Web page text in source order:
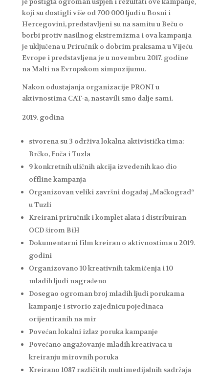
koji su dostigli više od 700 000 ljudi u Bosni i
Hercegovini, predstavljeni su na samitu u Beču o
borbi protiv nasilnog ekstremizma i ova kampanja
je uključena u Priručnik o dobrim praksama u Vijeću
Evrope i predstavljena je u novembru 2017. godine
na Malti na Evropskom simpozijumu.
Nakon odustajanja organizacije PRONI u
aktivnostima CAT-a, nastavili smo dalje sami.
godina
stvorena su 3 održiva lokalna aktivistička tima:
Brčko, Foča i Tuzla
9 konkretnih uličnih akcija izvedenih kao dio
offline kampanja
Organizovan veliki završni događaj „Mačkograd“
u Tuzli
Kreirani priručnik i komplet alata i distribuiran
OCD širom BiH
Dokumentarni film kreiran o aktivnostima u 2019.
godini
Organizovano 10 kreativnih takmičenja i 10
mladih ljudi nagrađeno
Dosegao ogroman broj mladih ljudi porukama
kampanje i stvorio zajednicu pojedinaca
orijentiranih na mir
Povećan lokalni izlaz poruka kampanje
Povećano angažovanje mladih kreativaca u
kreiranju mirovnih poruka
Kreirano 1087 različitih multimedijalnih sadržaja